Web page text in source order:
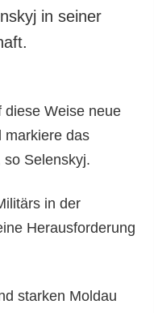
in seiner
diese Weise neue
markiere das
so Selenskyj.
in der
Herausforderung
starken Moldau